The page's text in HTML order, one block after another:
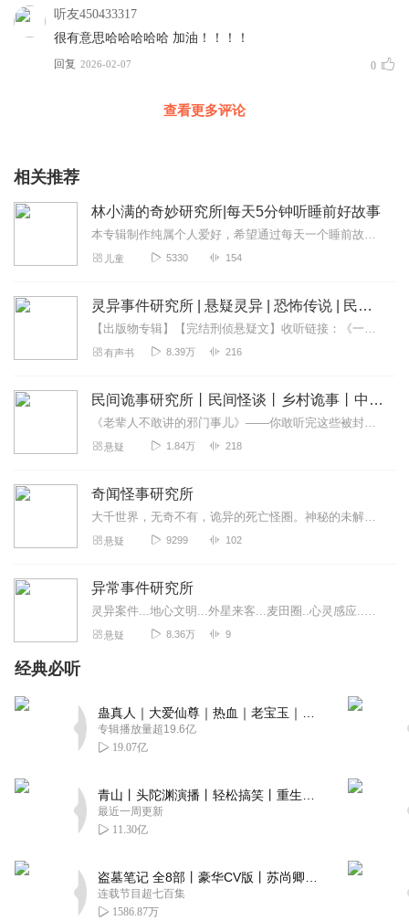
听友450433317
很有意思哈哈哈哈哈 加油！！！！
回复 2026-02-07 0
查看更多评论
相关推荐
林小满的奇妙研究所|每天5分钟听睡前好故事
本专辑制作纯属个人爱好，希望通过每天一个睡前故事，体现出主体框架内容。...........主角档案姓名：林小满年龄：5岁半（精准卡位幼小衔接阶段）外形特征：自...
儿童 5330 154
灵异事件研究所 | 悬疑灵异 | 恐怖传说 | 民间故事
【出版物专辑】【完结刑侦悬疑文】收听链接：《一只绣花鞋》【完结刑侦反特文】收听链接：《龙飞三下江南》【福尔摩斯系列】收听链接：《福尔摩斯探案集》...
有声书 8.39万 216
民间诡事研究所丨民间怪谈丨乡村诡事丨中式恐怖
《老辈人不敢讲的邪门事儿》——你敢听完这些被封印的民间禁忌吗？夜深人静时，老人们总会压低声音说："有些事，知道了会招祸……"这里收录的，全是真实流传却无人敢深...
悬疑 1.84万 218
奇闻怪事研究所
大千世界，无奇不有，诡异的死亡怪圈。神秘的未解之谜，疯狂的吃人恶魔，奇怪的异国风俗，或惊心动魄，或不寒而栗，或啼笑皆非，或叹为观止，尽在奇闻怪事研究所，等待你的...
悬疑 9299 102
异常事件研究所
灵异案件...地心文明...外星来客...麦田圈..心灵感应..苏美王表..永生极限...费城实验...特斯拉...共济会...付尼契手稿...一切的未解背...
悬疑 8.36万 9
经典必听
专辑播放量超19.6亿
19.07亿
最近一周更新
11.30亿
连载节目超七百集
1586.87万